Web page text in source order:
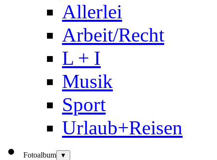
Allerlei
Arbeit/Recht
L + I
Musik
Sport
Urlaub+Reisen
Fotoalbum ▼